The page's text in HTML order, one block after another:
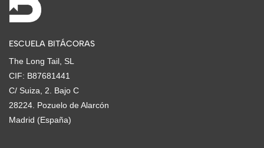
ESCUELA BITÁCORAS
The Long Tail, SL
CIF: B87681441
C/ Suiza, 2. Bajo C
28224. Pozuelo de Alarcón
Madrid (España)